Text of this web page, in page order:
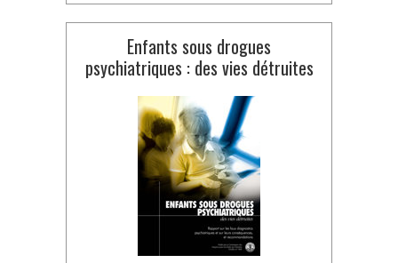
Enfants sous drogues
psychiatriques : des vies détruites